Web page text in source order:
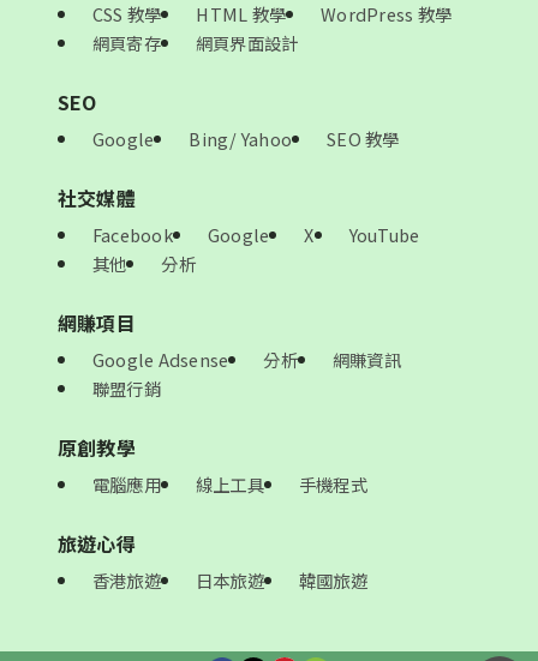
CSS 教學 HTML 教學
WordPress 教學
網頁寄存
網頁界面設計
SEO
Google Bing/ Yahoo SEO 教學
社交媒體
Facebook Google X
YouTube
其他
分析
網賺項目
Google Adsense 分析
網賺資訊
聯盟行銷
原創教學
電腦應用 線上工具 手機程式
旅遊心得
香港旅遊 日本旅遊 韓國旅遊